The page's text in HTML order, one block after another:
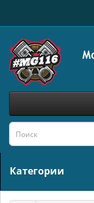
Категории